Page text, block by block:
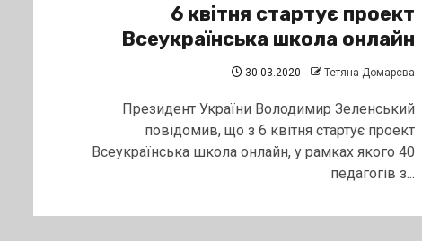
6 квітня стартує проект
Всеукраїнська школа онлайн
30.03.2020 Тетяна Домарєва
Президент України Володимир Зеленський
повідомив, що з 6 квітня стартує проект
Всеукраїнська школа онлайн, у рамках якого 40
педагогів з...